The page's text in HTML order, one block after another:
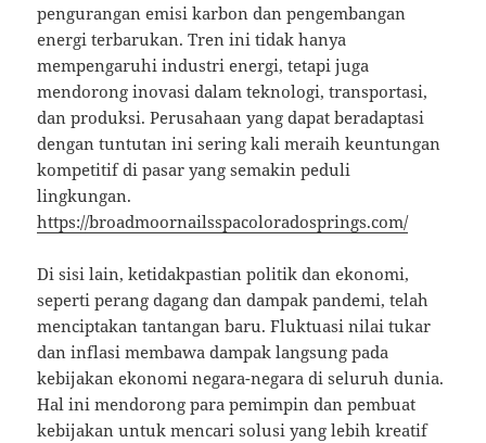
pengurangan emisi karbon dan pengembangan
energi terbarukan. Tren ini tidak hanya
mempengaruhi industri energi, tetapi juga
mendorong inovasi dalam teknologi, transportasi,
dan produksi. Perusahaan yang dapat beradaptasi
dengan tuntutan ini sering kali meraih keuntungan
kompetitif di pasar yang semakin peduli
lingkungan.
https://broadmoornailsspacoloradosprings.com/
Di sisi lain, ketidakpastian politik dan ekonomi,
seperti perang dagang dan dampak pandemi, telah
menciptakan tantangan baru. Fluktuasi nilai tukar
dan inflasi membawa dampak langsung pada
kebijakan ekonomi negara-negara di seluruh dunia.
Hal ini mendorong para pemimpin dan pembuat
kebijakan untuk mencari solusi yang lebih kreatif